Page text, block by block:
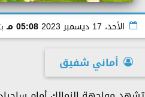
الأحد، 17 ديسمبر 2023 05:08 مـ
أماني شفيق